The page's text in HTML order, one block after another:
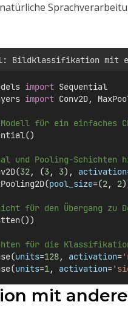
Bildklassifikation mit
import Sequential
import Conv2D,
für ein einfaches
und Pooling-Schichten
32, (3 , 3), activation
pool_size=(2, 2
für den Übergang zu
für die
units=128, activation=
units=1, activation=
mit